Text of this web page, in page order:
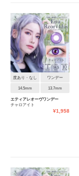
度あり・なし ワンデー
14.5mm 13.7mm
エティアレオーヴワンデー
チャロアイト
¥1,958